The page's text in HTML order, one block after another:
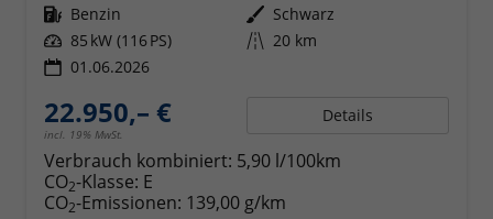
Kraftstoff Benzin Außenfarbe Schwarz
Leistung 85 kW (116 PS) Kilometerstand 20 km
01.06.2026
22.950,– €
incl. 19% MwSt.
Details
Verbrauch kombiniert: 5,90 l/100km
CO2-Klasse: E
CO2-Emissionen: 139,00 g/km